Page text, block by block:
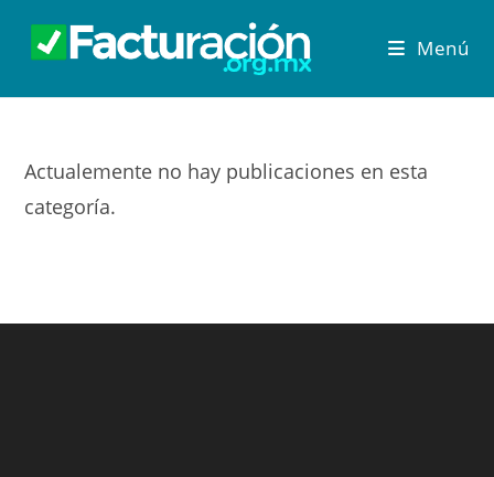
Menú
Actualemente no hay publicaciones en esta
categoría.